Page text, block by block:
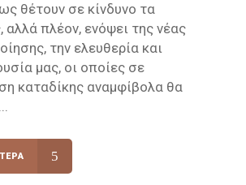
θέτουν σε κίνδυνο τα
αλλά πλέον, ενόψει της νέας
την ελευθερία και
μας, οι οποίες σε
καταδίκης αναμφίβολα θα